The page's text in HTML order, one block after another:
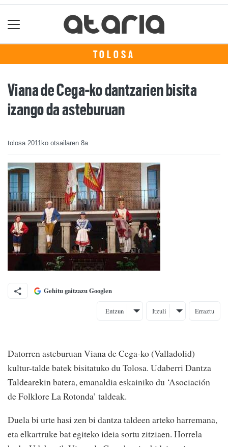
TOLOSA
Viana de Cega-ko dantzarien bisita
izango da asteburuan
tolosa 2011ko otsailaren 8a
Gehitu gaitzazu Googlen
Entzun Itzuli Erraztu
Datorren asteburuan Viana de Cega-ko (Valladolid)
kultur-talde batek bisitatuko du Tolosa. Udaberri Dantza
Taldearekin batera, emanaldia eskainiko du ‘Asociación
de Folklore La Rotonda’ taldeak.
Duela bi urte hasi zen bi dantza taldeen arteko harremana,
eta elkartruke bat egiteko ideia sortu zitziaen. Horrela